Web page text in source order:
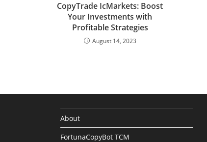
CopyTrade IcMarkets: Boost
Your Investments with
Profitable Strategies
August 14, 2023
About
FortunaCopyBot TCM